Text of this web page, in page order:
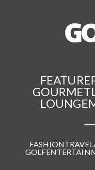
FEATURE
GOURMET
LOUNGE
FASHIONTRAVEL
GOLF